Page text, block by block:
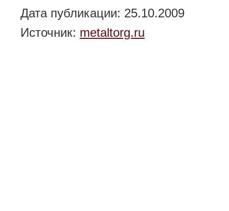
Дата публикации: 25.10.2009
Источник: metaltorg.ru